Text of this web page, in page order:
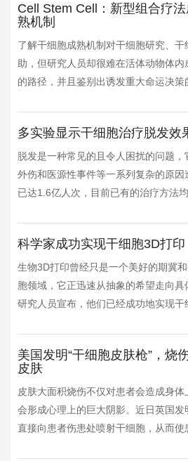
Cell Stem Cell：新型组合疗
熟机制
了解干细胞成熟机制对干细胞研究、
助，但研究人员却很难在活体动物体
的路径，并且鉴别出诱发重大命运决策
多实验显示干细胞治疗脱发效
脱发是一种常见的且令人困扰的问题，
外伤和医源性事件等一系列复杂的原
已达1.6亿人次，目前已有的治疗方法均
科学家成功实现干细胞3D打印
生物3D打印曾经只是一个美好的期冀
胞领域，它正迅速从抽象的希望走向
研究人员宣布，他们已经成功地实现干
美国发明“干细胞皮肤枪”，烧
皮肤
皮肤大面积烧伤不仅对患者会造成身
会形成心理上的巨大阴影。近日英国发
直接向患者伤患处喷射干细胞，从而使